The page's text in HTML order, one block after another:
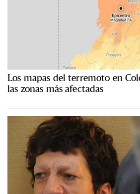
Los mapas del terremoto en
las zonas más afectadas